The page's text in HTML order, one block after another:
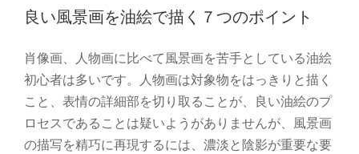
良い風景画を油絵で描く７つのポイント
肖像画、人物画に比べて風景画を苦手としている油絵
初心者は多いです。人物画は対象物をはっきりと描く
こと、表情の詳細部を切り取ることが、良い油絵のプ
ロセスであることは疑いようがありませんが、風景画
の描写を精巧に再現するには、濃淡と陰影が重要な要